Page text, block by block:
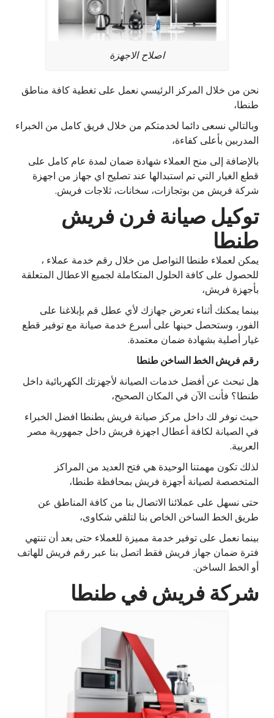
اصلاح الاجهزة
نحن من خلال المركز الرئيسي نعمل على تغطية كافة مناطق
طنطا،
وبالتالي نسعى دائما لخدمتكم من خلال فريق كامل من الخبراء
المدربين بأعلى كفاءة،
بالإضافة إلى منح العملاء شهادة ضمان لمدة عام كامل على
قطع الغيار التي تم استبدالها عند تصليح اي جهاز من اجهزة
شركة فريش من بوتجازات، سخانات، ثلاجات فريش.
توكيل صيانة فرن فريش
طنطا
يمكن لعملاء طنطا التواصل من خلال رقم خدمة عملاء ،
للحصول على كافة الحلول المتكاملة لجميع الاعطال المتعلقة
بأجهزة فريش،
بينما يمكنك أثناء تعرض جهازك لأي عطل قم بإبلاغنا على
الفور، وستحصل حينها على أسرع خدمة صيانة مع توفير قطع
غيار أصلية بشهادة ضمان معتمدة.
رقم فريش الخط الساخن طنطا
هل تبحث عن أفضل خدمات الصيانة لأجهزتك الكهربائية داخل
طنطا؟ فأنت الآن في المكان الصحيح،
حيث نوفر لك داخل مركز صيانة فريش بطنطا افضل الخبراء
في الصيانة لكافة أعطال اجهزة فريش داخل جمهورية مصر
العربية.
لذلك تكون مهمتنا الوحيدة هي فتح العديد من المراكز
المتخصصة لصيانة أجهزة فريش بمحافظة طنطا،
حتى نسهل على عملائنا الاتصال بنا من كافة المناطق عن
طريق الخط الساخن الخاص بنا لتلقي شكاوى،
بينما نعمل على توفير خدمة مميزة للعملاء حتى بعد أن تنتهي
فترة ضمان جهاز فريش فقط اتصل بنا عبر رقم فريش للهاتف
أو الخط الساخن.
شركة فريش في طنطا